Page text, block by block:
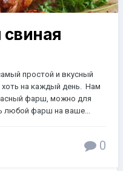
простой и вкусный
хоть на каждый день. Нам
фарш, можно для
любой фарш на ваше...
0